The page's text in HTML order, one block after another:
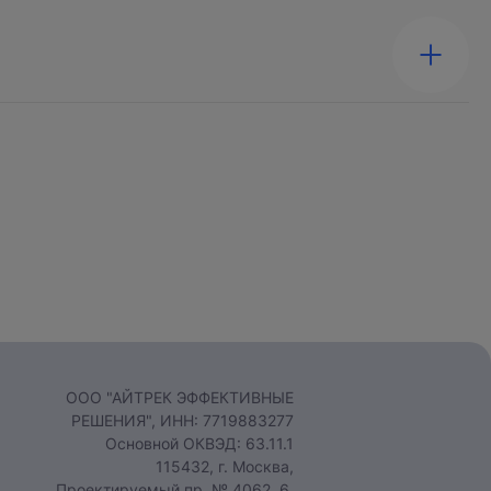
ООО "АЙТРЕК ЭФФЕКТИВНЫЕ
РЕШЕНИЯ", ИНН: 7719883277
Основной ОКВЭД: 63.11.1
115432, г. Москва,